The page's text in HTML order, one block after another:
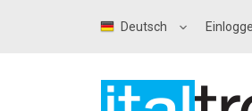
Deutsch